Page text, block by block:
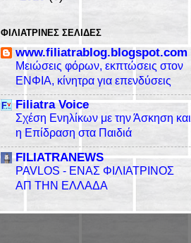
ΦΙΛΙΑΤΡΙΝΈΣ ΣΕΛΊΔΕΣ
www.filiatrablog.blogspot.com
Μειώσεις φόρων, εκπτώσεις στον
ΕΝΦΙΑ, κίνητρα για επενδύσεις
Filiatra Voice
Σχέση Ενηλίκων με την Άσκηση και
η Επίδραση στα Παιδιά
FILIATRANEWS
PAVLOS - ΕΝΑΣ ΦΙΛΙΑΤΡΙΝΟΣ
ΑΠ ΤΗΝ ΕΛΛΑΔΑ